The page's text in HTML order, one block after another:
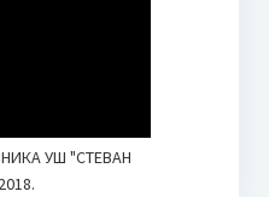
УШ "СТЕВАН